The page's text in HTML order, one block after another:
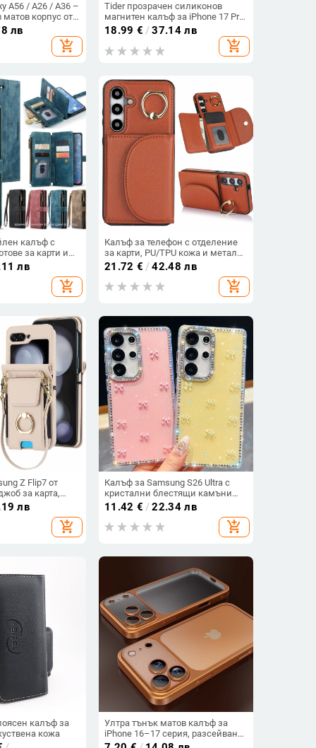
A56 / A26 / A36 –
матов корпус от
на кожа
лв
add_shopping_cart
Tider прозрачен силиконов
магнитен калъф за iPhone 17 Pro
Max, защита срещу падане,
стилен дизайн
18.99 € /37.14 лв
add_shopping_cart
калъф с
за карти и
Pro Max, XR,
лв
add_shopping_cart
Калъф за телефон с отделение
за карти, PU/TPU кожа и метален
пръстен; ръчна изработка,
против изпускане, за Samsung
21.72 € /42.48 лв
add_shopping_cart
Z Flip7 от
за карта,
еластичен
и кръстосана
лв
add_shopping_cart
Калъф за Samsung S26 Ultra с
кристални блестящи камъни
A17, A57IMD Aurora Bow и S24FE,
защита от падане
11.42 € /22.34 лв
add_shopping_cart
калъф за
кожа
Ултра тънък матов калъф за
iPhone 16–17 серия, разсейване
на топлината, пълно покритие,